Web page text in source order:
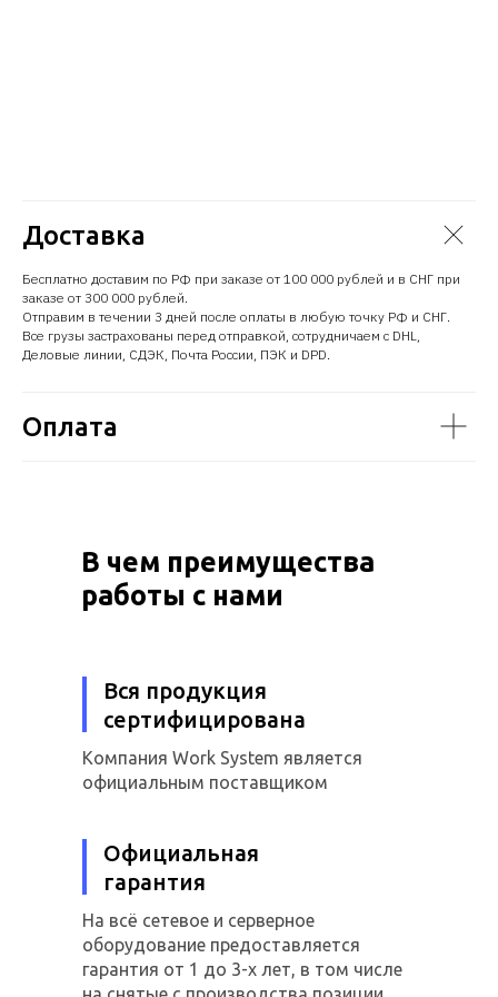
Доставка
Бесплатно доставим по РФ при заказе от 100 000 рублей и в СНГ при
заказе от 300 000 рублей.
Отправим в течении 3 дней после оплаты в любую точку РФ и СНГ.
Все грузы застрахованы перед отправкой, сотрудничаем с DHL,
Деловые линии, СДЭК, Почта России, ПЭК и DPD.
Оплата
В чем преимущества
работы с нами
Вся продукция
сертифицирована
Компания Work System является
официальным поставщиком
Официальная
гарантия
На всё сетевое и серверное
оборудование предоставляется
гарантия от 1 до 3-х лет, в том числе